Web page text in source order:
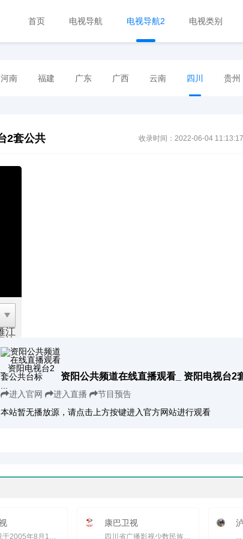
首页 电视导航 电视导航2 电视类别
河南 福建 广东 广西 云南 四川 贵州
2套公共 收录时间：2022-06-04 11:13:17
江
快
、
姓
视
众
社
资
资阳公共频道在线直播观看_ 资阳电视台2
进入官网
进入直播
节目预告
本站暂无播放源，请点击上方按键进入官方网站进行观看
康巴卫视